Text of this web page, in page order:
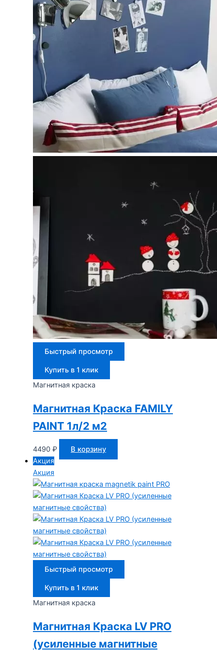
Быстрый просмотр
Купить в 1 клик
Магнитная краска
Магнитная Краска FAMILY
PAINT 1л/2 м2
4490 ₽
В корзину
Акция
Акция
Быстрый просмотр
Купить в 1 клик
Магнитная краска
Магнитная Краска LV PRO
(усиленные магнитные